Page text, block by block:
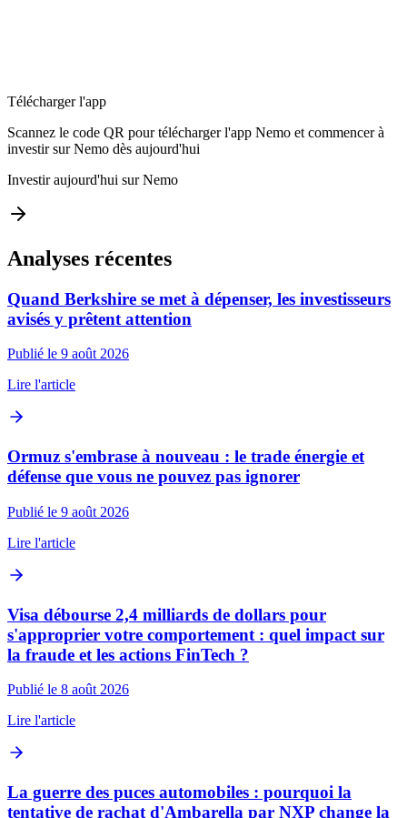
Télécharger l'app
Scannez le code QR pour télécharger l'app Nemo et commencer à
investir sur Nemo dès aujourd'hui
Investir aujourd'hui sur Nemo
Analyses récentes
Quand Berkshire se met à dépenser, les investisseurs
avisés y prêtent attention
Publié le 9 août 2026
Lire l'article
Ormuz s'embrase à nouveau : le trade énergie et
défense que vous ne pouvez pas ignorer
Publié le 9 août 2026
Lire l'article
Visa débourse 2,4 milliards de dollars pour
s'approprier votre comportement : quel impact sur
la fraude et les actions FinTech ?
Publié le 8 août 2026
Lire l'article
La guerre des puces automobiles : pourquoi la
tentative de rachat d'Ambarella par NXP change la